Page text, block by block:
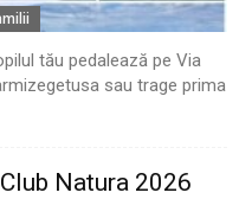
tău pedalează pe Via
sau trage prima
Natura 2026